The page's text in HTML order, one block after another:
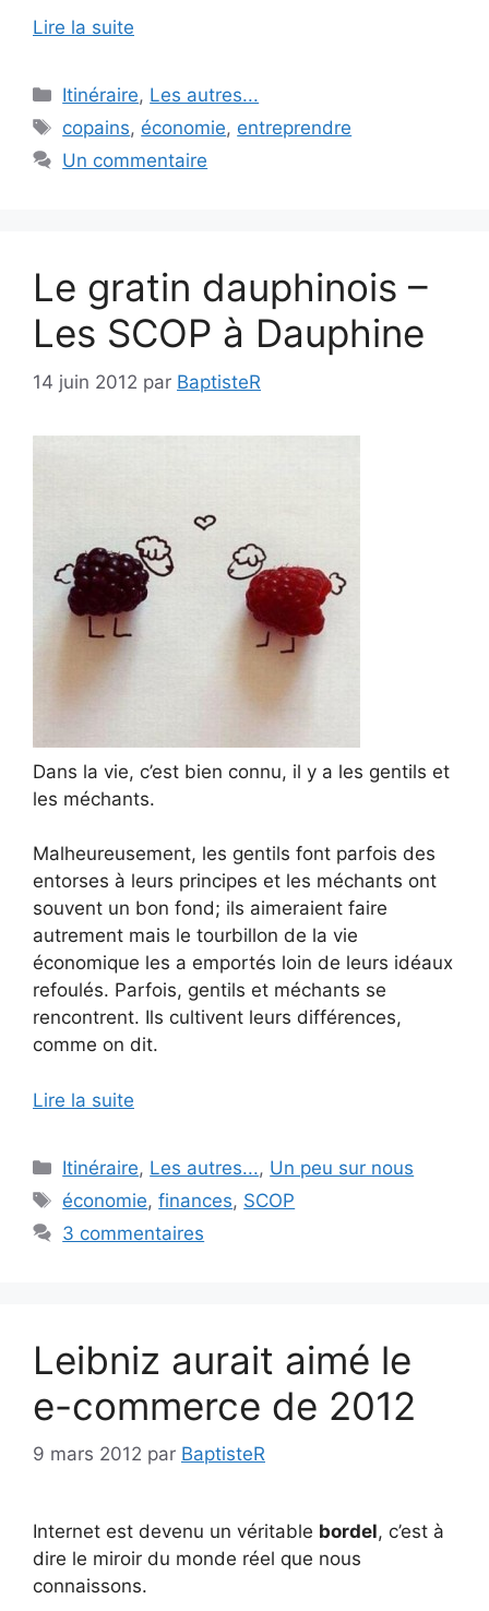
Lire la suite
Catégories
Itinéraire, Les autres...
Étiquettes
copains, économie, entreprendre
Un commentaire
Le gratin dauphinois –
Les SCOP à Dauphine
14 juin 2012 par BaptisteR
Dans la vie, c’est bien connu, il y a les gentils et
les méchants.
Malheureusement, les gentils font parfois des
entorses à leurs principes et les méchants ont
souvent un bon fond; ils aimeraient faire
autrement mais le tourbillon de la vie
économique les a emportés loin de leurs idéaux
refoulés. Parfois, gentils et méchants se
rencontrent. Ils cultivent leurs différences,
comme on dit.
Lire la suite
Catégories
Itinéraire, Les autres..., Un peu sur nous
Étiquettes
économie,finances, SCOP
3 commentaires
Leibniz aurait aimé le
e-commerce de 2012
9 mars 2012 par BaptisteR
Internet est devenu un véritable bordel, c’est à
dire le miroir du monde réel que nous
connaissons.